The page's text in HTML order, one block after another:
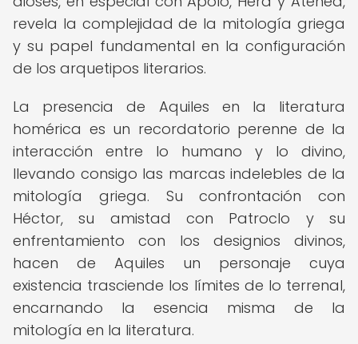
revela la complejidad de la mitología griega
y su papel fundamental en la configuración
de los arquetipos literarios.
La presencia de Aquiles en la literatura
homérica es un recordatorio perenne de la
interacción entre lo humano y lo divino,
llevando consigo las marcas indelebles de la
mitología griega. Su confrontación con
Héctor, su amistad con Patroclo y su
enfrentamiento con los designios divinos,
hacen de Aquiles un personaje cuya
existencia trasciende los límites de lo terrenal,
encarnando la esencia misma de la
mitología en la literatura.